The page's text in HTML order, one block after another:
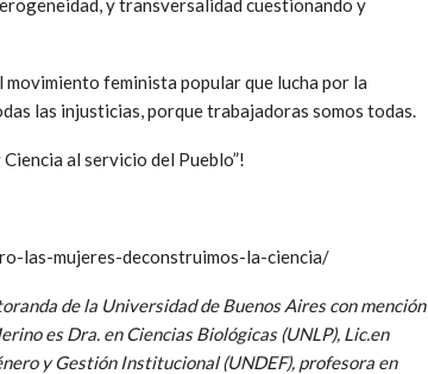
y transversalidad cuestionando y
feminista popular que lucha por la
las injusticias, porque trabajadoras somos todas.
al servicio del Pueblo”!
las-mujeres-deconstruimos-la-ciencia/
de la Universidad de Buenos Aires con mención
es Dra. en Ciencias Biológicas (UNLP), Lic.en
y Gestión Institucional (UNDEF), profesora en